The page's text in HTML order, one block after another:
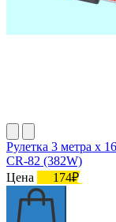
Рулетка 3 метра х
CR-82 (382W)
Цена
174₽